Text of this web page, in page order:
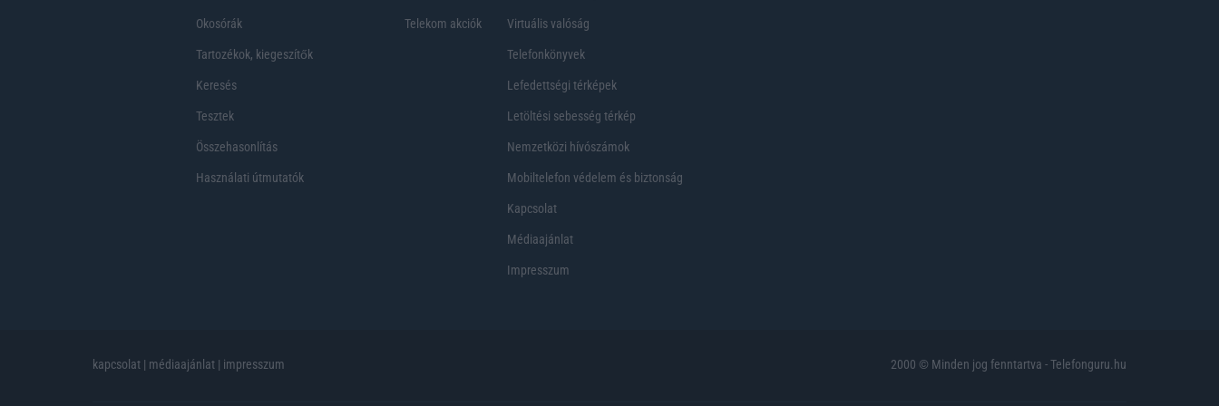
Okosórák
Tartozékok, kiegeszítők
Keresés
Tesztek
Összehasonlítás
Használati útmutatók
Telekom akciók Virtuális valóság
Telefonkönyvek
Lefedettségi térképek
Letöltési sebesség térkép
Nemzetközi hívószámok
Mobiltelefon védelem és biztonság
Kapcsolat
Médiaajánlat
Impresszum
kapcsolat | médiaajánlat | impresszum 2000 © Minden jog fenntartva - Telefonguru.hu